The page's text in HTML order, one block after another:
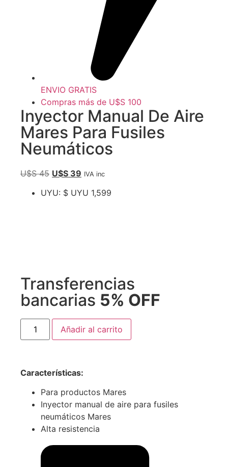
ENVIO GRATIS
Compras más de U$S 100
Inyector Manual De Aire
Mares Para Fusiles
Neumáticos
U$S45 U$S 39 IVA inc
UYU: $ UYU 1,599
Transferencias
bancarias 5% OFF
Añadir al carrito
Características:
Para productos Mares
Inyector manual de aire para fusiles
neumáticos Mares
Alta resistencia